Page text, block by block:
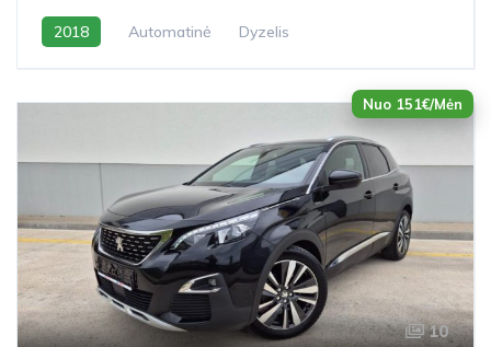
2018 Automatinė Dyzelis
Nuo 151€/Mėn
10